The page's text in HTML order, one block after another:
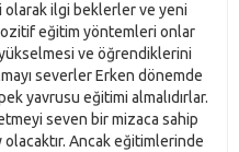
ilgi beklerler ve yeni
eğitim yöntemleri onlar
ve öğrendiklerini
severler Erken dönemde
yavrusu eğitimi almalıdırlar.
seven bir mizaca sahip
Ancak eğitimlerinde